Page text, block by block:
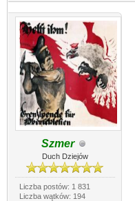
Szmer
Duch Dziejów
Liczba postów: 1 831
Liczba wątków: 194